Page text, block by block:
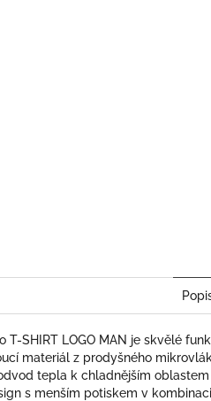
T-SHIRT LOGO MAN je skvělé
materiál z prodyšného
tepla k chladnějším
s menším potiskem v